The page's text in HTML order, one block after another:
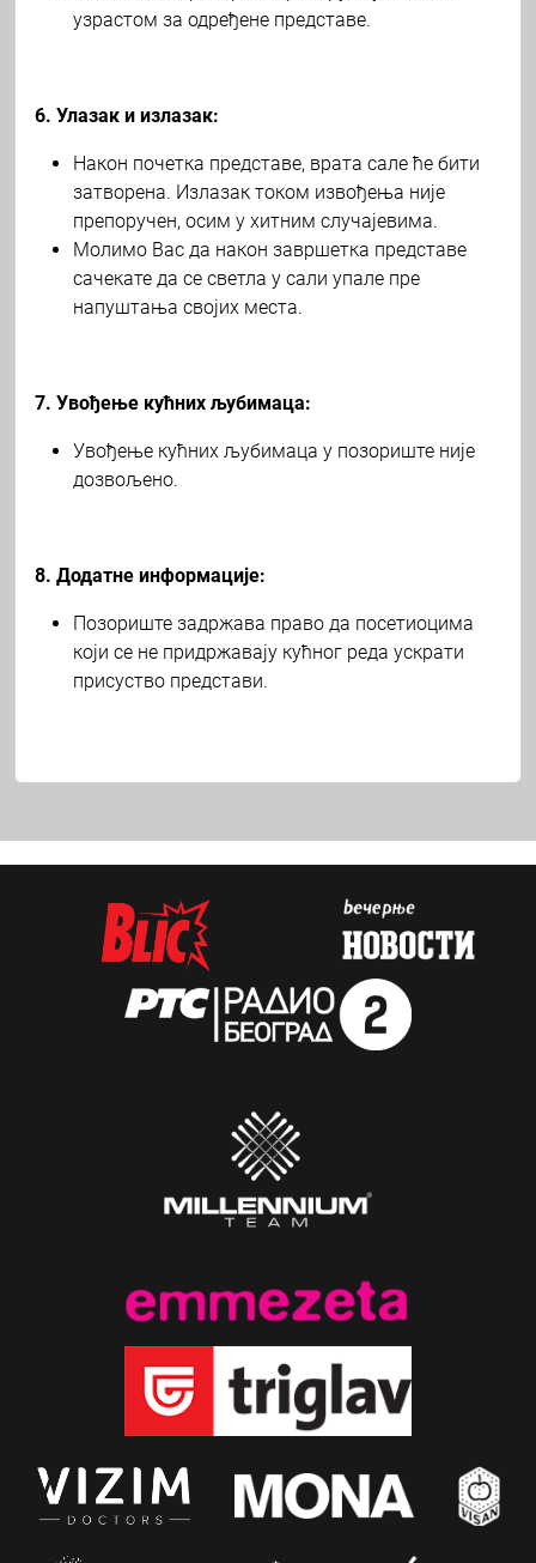
узрастом за одређене представе.
6. Улазак и излазак:
Након почетка представе, врата сале ће бити
затворена. Излазак током извођења није
препоручен, осим у хитним случајевима.
Молимо Вас да након завршетка представе
сачекате да се светла у сали упале пре
напуштања својих места.
7. Увођење кућних љубимаца:
Увођење кућних љубимаца у позориште није
дозвољено.
8. Додатне информације:
Позориште задржава право да посетиоцима
који се не придржавају кућног реда ускрати
присуство представи.